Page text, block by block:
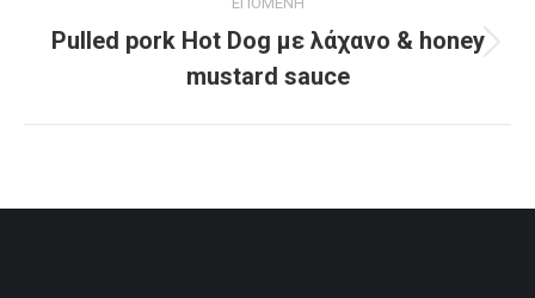
Next
project:
Pulled pork Hot Dog με λάχανο & honey
mustard sauce